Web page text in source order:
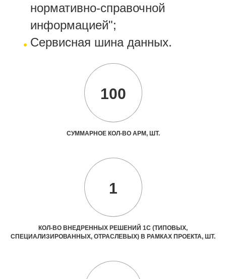
нормативно-справочной
информацией";
Сервисная шина данных.
100
СУММАРНОЕ КОЛ-ВО АРМ, ШТ.
1
КОЛ-ВО ВНЕДРЕННЫХ РЕШЕНИЙ 1С (ТИПОВЫХ,
СПЕЦИАЛИЗИРОВАННЫХ, ОТРАСЛЕВЫХ) В РАМКАХ ПРОЕКТА, ШТ.